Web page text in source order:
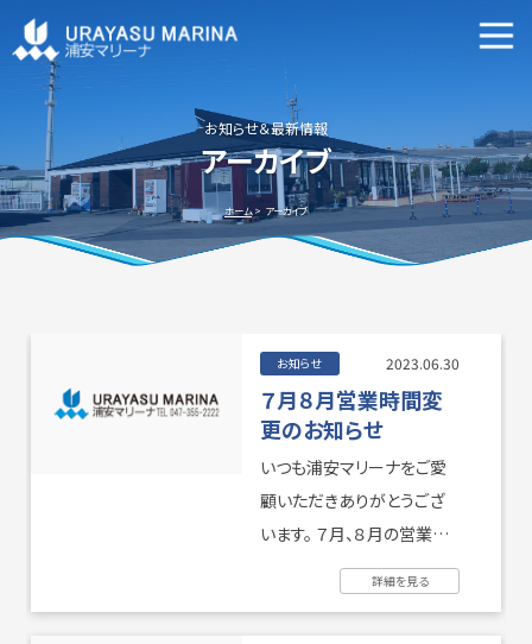
マリーナ施設案内
申込資格・艇の種類等
新艇・中古艇情報
よくあるご質問
お知らせ＆最新情報
アーカイブ
ホーム アーカイブ
お知らせ 2023.06.30
７月８月営業時間変
更のお知らせ
いつも浦安マリーナをご愛
顧いただきありがとうござ
います。 ７月、８月の営業時
間変更のお知らせです。 ７
詳細を見る